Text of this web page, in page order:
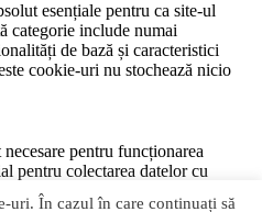
uri. În cazul în care continuați să
esențiale pentru ca site-ul
categorie include numai
de bază și caracteristici
cookie-uri nu stochează nicio
pentru funcționarea
pentru colectarea datelor cu
prin intermediul analizelor,